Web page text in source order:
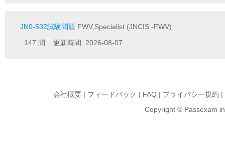
JN0-532試験問題 FWV,Specialist (JNCIS -FWV)
147 問 更新時間: 2026-08-07
会社概要 | フィードバック | FAQ | プライバシー規約 |
Copyright © Passexam